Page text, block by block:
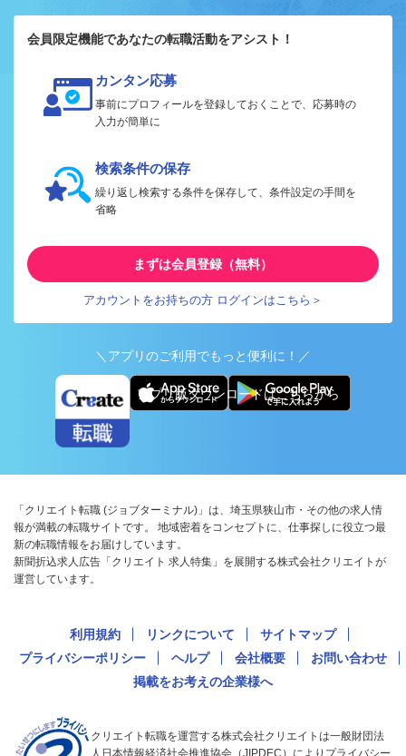
会員限定機能であなたの転職活動をアシスト！
カンタン応募
事前にプロフィールを登録しておくことで、応募時の
入力が簡単に
検索条件の保存
繰り返し検索する条件を保存して、条件設定の手間を
省略
まずは会員登録（無料）
アカウントをお持ちの方 ログインはこちら＞
＼アプリのご利用でもっと便利に！／
アプリ版ダウンロードはこちらから
「クリエイト転職 (ジョブターミナル)」は、埼玉県狭山市・その他の求人情
報が満載の転職サイトです。 地域密着をコンセプトに、仕事探しに役立つ最
新の転職情報をお届けしています。
新聞折込求人広告「クリエイト 求人特集」を展開する株式会社クリエイトが
運営しています。
利用規約 リンクについて
サイトマップ
プライバシーポリシー
ヘルプ 会社概要
お問い合わせ
掲載をお考えの企業様へ
クリエイト転職を運営する株式会社クリエイトは一般財団法
人日本情報経済社会推進協会（JIPDEC）によりプライバシー